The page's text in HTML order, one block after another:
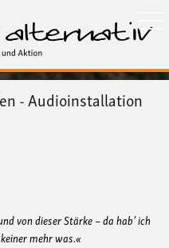
- Audioinstallation
von dieser Stärke – da hab’ ich
mehr was.«